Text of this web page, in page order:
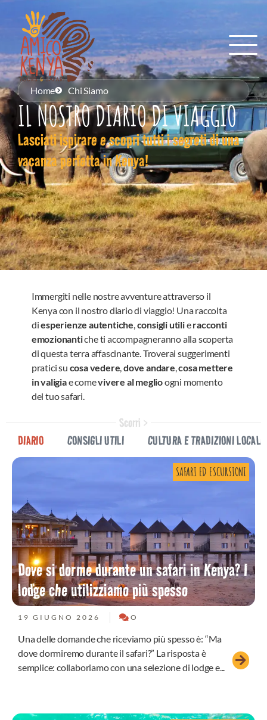
Home Chi Siamo
IL NOSTRO DIARIO DI VIAGGIO
Lasciati ispirare e scopri tutti i segreti di una
vacanza perfetta in Kenya!
Immergiti nelle nostre avventure attraverso il
Kenya con il nostro diario di viaggio! Una raccolta
diesperienze autentiche,consigli utilieracconti
emozionantiche ti accompagneranno alla scoperta
di questa terra affascinante. Troverai suggerimenti
pratici su cosa vedere,dove andare,cosa mettere
in valigiae comevivere al meglioogni momento
del tuo safari.
Scorri >
CONSIGLI UTILI
CULTURA E TRADIZIONI LOCALI
DIARIO
SAFARI ED ESCURSIONI
Dove si dorme durante un safari in Kenya? I
lodge che utilizziamo più spesso
19 GIUGNO 2026 O
Una delle domande che riceviamo più spesso è: “Ma
dove dormiremo durante il safari?” La risposta è
semplice: collaboriamo con una selezione di lodge e...